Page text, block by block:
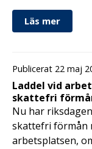
Läs mer
Publicerat 22 maj
Laddel vid
skattefri
Nu har
skattefri förmån
arbetsplatsen,